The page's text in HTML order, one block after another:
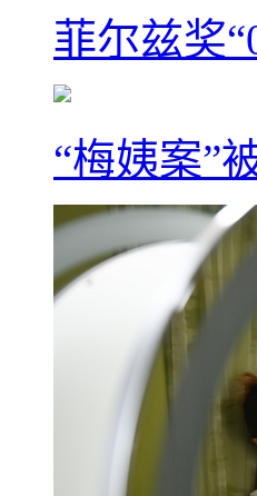
菲尔兹奖
“梅姨案”